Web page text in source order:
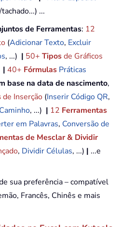
...
de Ferramentas: 12
(Adicionar Texto, Excluir
, ...) | 50+ Tiposde Gráficos
| 40+ Fórmulas Práticas
base na data de nascimento,
de Inserção (Inserir Código QR,
, ...) | 12 Ferramentas
em Palavras, Conversão de
de Mesclar & Dividir
, Dividir Células, ...) | ...e
sua preferência – compatível
Francês, Chinês e mais